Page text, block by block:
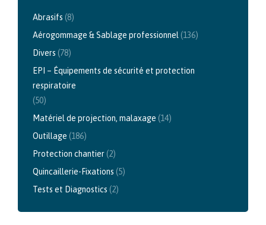
Abrasifs (8)
Aérogommage & Sablage professionnel (136)
Divers (78)
EPI – Équipements de sécurité et protection
respiratoire
(50)
Matériel de projection, malaxage (14)
Outillage (186)
Protection chantier(2)
Quincaillerie-Fixations (5)
Tests et Diagnostics (2)